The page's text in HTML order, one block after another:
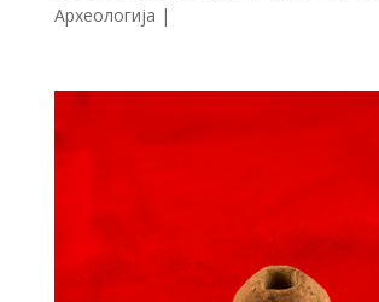
Археологија |